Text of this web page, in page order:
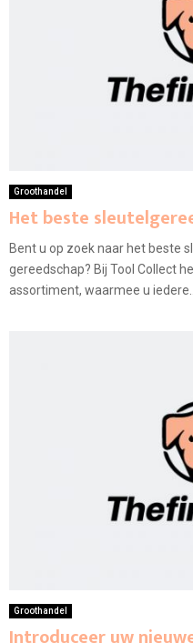
Groothandel
Het beste
Bent u op zoek naar het beste
gereedschap? Bij Tool Collect
assortiment, waarmee u iedere...
Groothandel